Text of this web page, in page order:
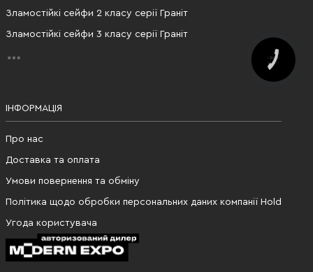
Зламостійкі сейфи 2 класу серії Граніт
Зламостійкі сейфи 3 класу серії Граніт
ІНФОРМАЦІЯ
Про нас
Доставка та оплата
Умови повернення та обміну
Політика щодо обробки персональних даних компанії Hold
Угода користувача
КНОПКА
ЗВ'ЯЗКУ